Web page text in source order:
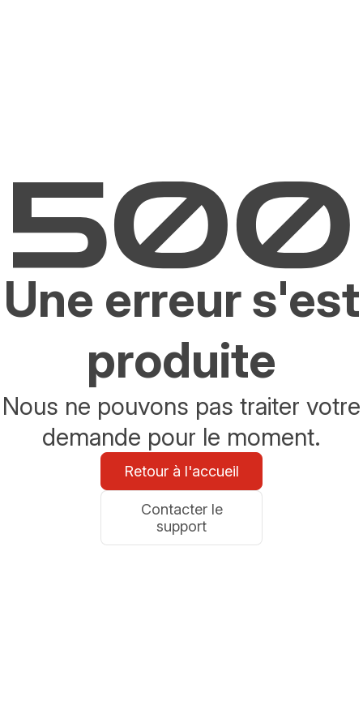
Une erreur s'est
produite
Nous ne pouvons pas traiter votre
demande pour le moment.
Retour à l'accueil
Contacter le
support